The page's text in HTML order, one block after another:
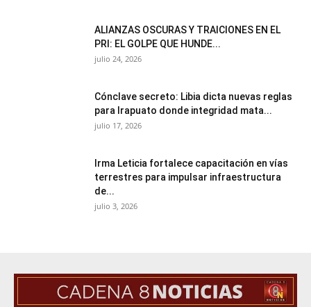
ALIANZAS OSCURAS Y TRAICIONES EN EL
PRI: EL GOLPE QUE HUNDE...
julio 24, 2026
Cónclave secreto: Libia dicta nuevas reglas
para Irapuato donde integridad mata...
julio 17, 2026
Irma Leticia fortalece capacitación en vías
terrestres para impulsar infraestructura
de...
julio 3, 2026